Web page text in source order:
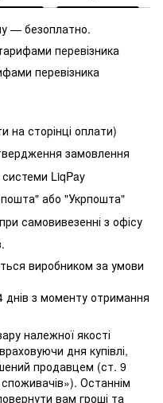
— безоплатно.
перевізника
перевізника
на сторінці оплати)
замовлення
LiqPay
пошта" або "Укрпошта"
самовивезенні з офісу
виробником за умови
днів з моменту отримання
належної якості
дня купівлі,
продавцем (ст. 9
Останнім
вам гроші та